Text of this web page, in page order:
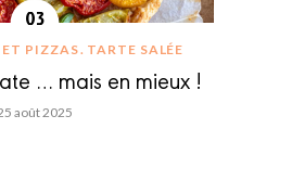
ET PIZZAS TARTE SALÉE
… mais en mieux !
août 2025